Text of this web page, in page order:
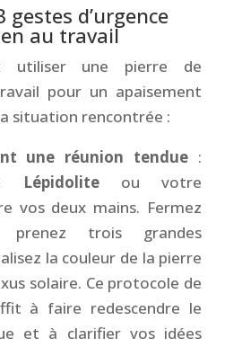
gestes d’urgence
au travail
utiliser une pierre de
pour un apaisement
situation rencontrée :
une réunion tendue :
Lépidoliteou votre
vos deux mains. Fermez
trois grandes
la couleur de la pierre
solaire. Ce protocole de
à faire redescendre le
et à clarifier vos idées